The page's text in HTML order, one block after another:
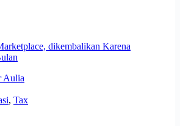
dikembalikan Karena
Aulia
, Tax